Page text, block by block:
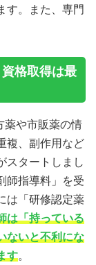
す。また、専門
格取得は最
薬や市販薬の情
複、副作用など
スタートしまし
師指導料」を受
は「研修認定薬
は「持っている
ないと不利にな
す。